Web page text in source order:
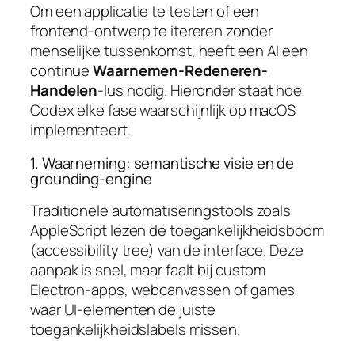
Om een applicatie te testen of een
frontend-ontwerp te itereren zonder
menselijke tussenkomst, heeft een AI een
continueWaarnemen-Redeneren-
Handelen-lus nodig. Hieronder staat hoe
Codex elke fase waarschijnlijk op macOS
implementeert.
1. Waarneming: semantische visie en de
grounding-engine
Traditionele automatiseringstools zoals
AppleScript lezen de toegankelijkheidsboom
(accessibility tree) van de interface. Deze
aanpak is snel, maar faalt bij custom
Electron-apps, webcanvassen of games
waar UI-elementen de juiste
toegankelijkheidslabels missen.